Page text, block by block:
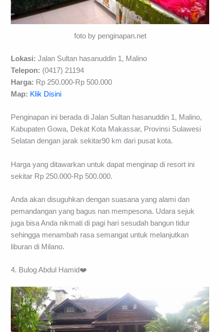
foto by penginapan.net
Lokasi: Jalan Sultan hasanuddin 1, Malino
Telepon: (0417) 21194
Harga: Rp 250.000-Rp 500.000
Map: Klik Disini
Penginapan ini berada di Jalan Sultan hasanuddin 1, Malino,
Kabupaten Gowa, Dekat Kota Makassar, Provinsi Sulawesi
Selatan dengan jarak sekitar90 km dari pusat kota.
Harga yang ditawarkan untuk dapat menginap di resort ini
sekitar Rp 250.000-Rp 500.000.
Anda akan disuguhkan dengan suasana yang alami dan
pemandangan yang bagus nan mempesona. Udara sejuk
juga bisa Anda nikmati di pagi hari sesudah bangun tidur
sehingga menambah rasa semangat untuk melanjutkan
liburan di Milano.
4. Bulog Abdul Hamid❤️